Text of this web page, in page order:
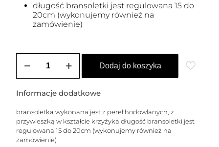
długość bransoletki jest regulowana 15 do
20cm (wykonujemy również na
zamówienie)
Bransoletka
z
Dodaj do koszyka
Informacje dodatkowe
bransoletka wykonana jest z pereł hodowlanych, z
przywieszką w kształcie krzyżyka długość bransoletki jest
regulowana 15 do 20cm (wykonujemy również na
zamówienie)